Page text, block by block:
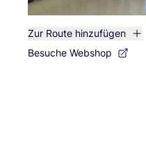
Zur Route hinzufügen
Besuche Webshop